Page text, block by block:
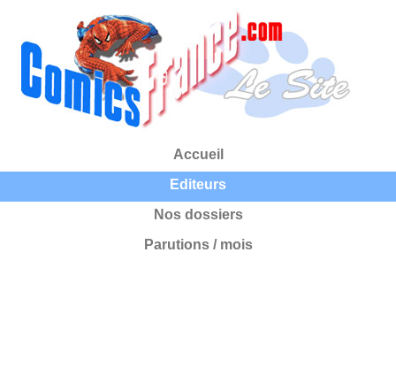
Accueil
Editeurs
Nos dossiers
Parutions / mois